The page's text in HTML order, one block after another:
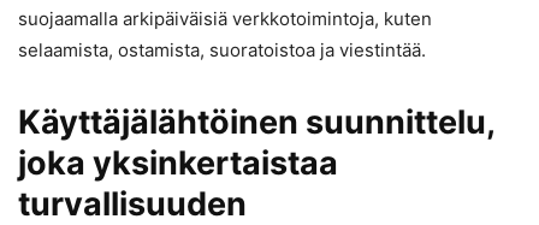
suojaamalla arkipäiväisiä verkkotoimintoja, kuten
selaamista, ostamista, suoratoistoa ja viestintää.
Käyttäjälähtöinen suunnittelu,
joka yksinkertaistaa
turvallisuuden